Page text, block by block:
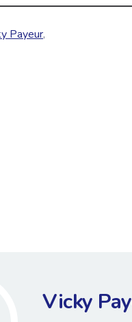
Payeur,
Vicky